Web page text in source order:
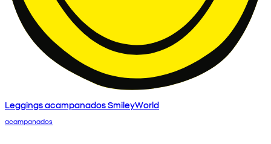
Leggings acampanados SmileyWorld
acampanados